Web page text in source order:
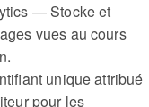
— Stocke et
vues au cours
unique attribué
pour les